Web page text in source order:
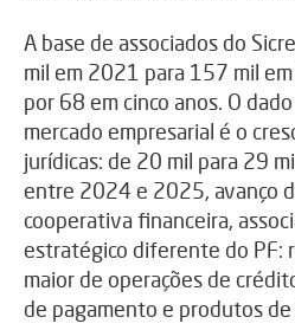
A base de associados do
mil em 2021 para 157 mil
por 68 em cinco anos. O
mercado empresarial é o
jurídicas: de 20 mil para 29
entre 2024 e 2025, avanço
cooperativa financeira,
estratégico diferente do PF:
maior de operações de
de pagamento e produtos